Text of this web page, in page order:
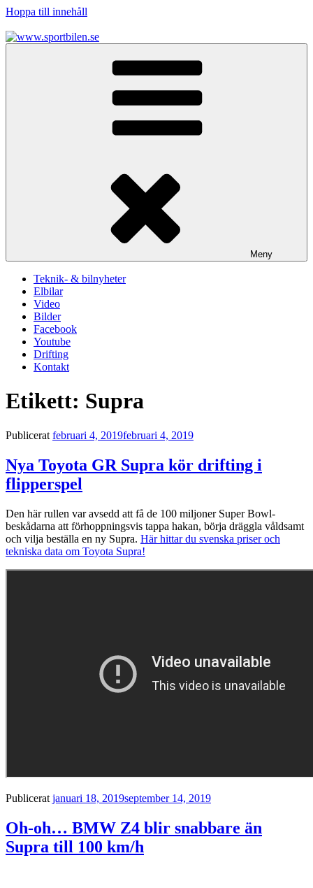
Hoppa till innehåll
Meny
Teknik- & bilnyheter
Elbilar
Video
Bilder
Facebook
Youtube
Drifting
Kontakt
Etikett: Supra
Publicerat februari 4, 2019februari 4, 2019
Nya Toyota GR Supra kör drifting i
flipperspel
Den här rullen var avsedd att få de 100 miljoner Super Bowl-
beskådarna att förhoppningsvis tappa hakan, börja dräggla våldsamt
och vilja beställa en ny Supra. Här hittar du svenska priser och
tekniska data om Toyota Supra!
Publicerat januari 18, 2019september 14, 2019
Oh-oh… BMW Z4 blir snabbare än
Supra till 100 km/h